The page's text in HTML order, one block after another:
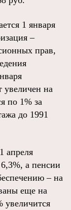
1 января
–
прав,
увеличен на
по 1% за
до 1991
апреля
а пенсии
– на
еще на
увеличится